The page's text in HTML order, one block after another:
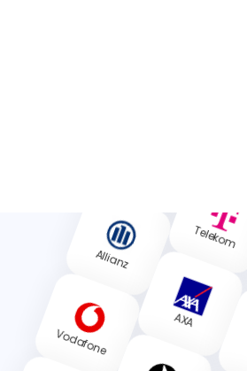
Allianz
Vodafone
Telekom
AXA